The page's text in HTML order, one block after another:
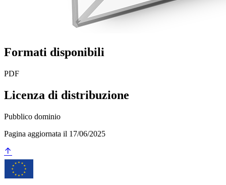
Formati disponibili
PDF
Licenza di distribuzione
Pubblico dominio
Pagina aggiornata il 17/06/2025